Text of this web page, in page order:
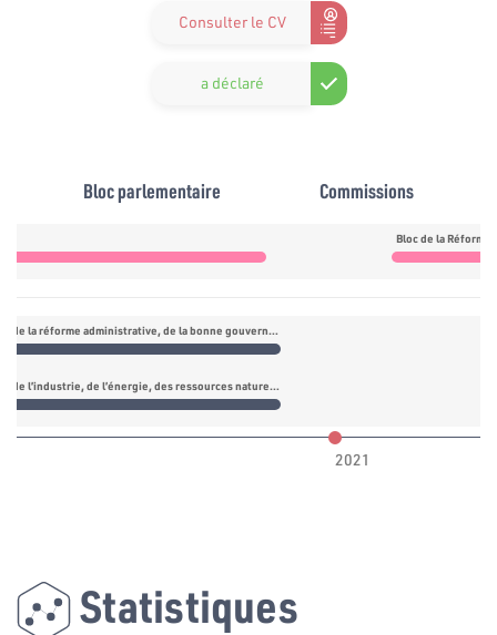
Consulter le CV
a déclaré
Bloc parlementaire Commissions
Bloc de la Réforme
Commission de la réforme administrative, de la bonne gouvernance, de la lutte contre la corruption et du contrôle de gestion des deniers publics
Commission de l’industrie, de l’énergie, des ressources naturelles, de l’infrastructure et de l’environnement
2021
Statistiques